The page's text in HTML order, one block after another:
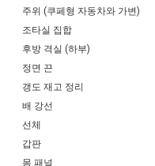
주위 (쿠페형 자동차와 가변)
조타실 집합
후방 격실 (하부)
정면 끈
갱도 재고 정리
배 강선
선체
갑판
몸 패널